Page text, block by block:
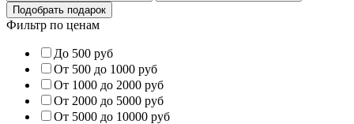
Фильтр по ценам
До 500 руб
От 500 до 1000 руб
От 1000 до 2000 руб
От 2000 до 5000 руб
От 5000 до 10000 руб